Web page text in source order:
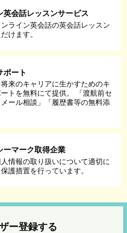
英会話レッスンサービス
ライン英会話の英会話レッスン
けます。
ポート
来のキャリアに生かすためのキ
トを無料にて提供。 「渡航前セ
ール相談」「履歴書等の無料添
ーマーク取得企業
情報の取り扱いについて適切に
護措置を行っています。
ー登録する